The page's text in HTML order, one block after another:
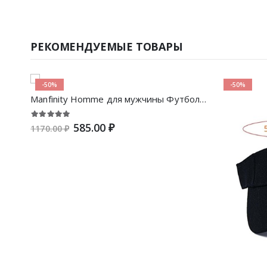
РЕКОМЕНДУЕМЫЕ ТОВАРЫ
-50%
Manfinity Homme для мужчины Футболка с текстовым принтом
1170.00 ₽ 585.00 ₽
-50%